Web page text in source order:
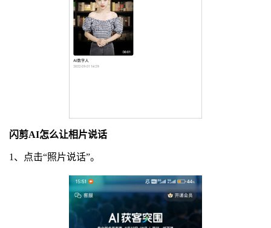
闪剪AI怎么让相片说话
1、点击“照片说话”。